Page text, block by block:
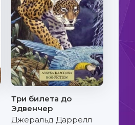
Три билета до
Эдвенчер
Джеральд Даррелл